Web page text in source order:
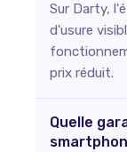
Sur Darty,
d'usure
prix réduit.
Quelle